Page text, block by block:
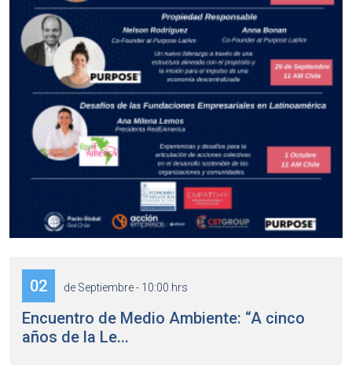
02 de Septiembre - 10:00 hrs
Encuentro de Medio Ambiente: “A cinco
años de la Le...